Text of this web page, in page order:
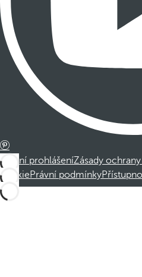
Právní prohlášeníZásady
cookiePrávní podmínky